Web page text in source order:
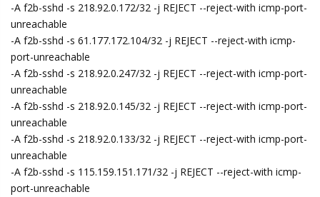
-A f2b-sshd -s 218.92.0.172/32 -j REJECT --reject-with icmp-port-
unreachable
-A f2b-sshd -s 61.177.172.104/32 -j REJECT --reject-with icmp-
port-unreachable
-A f2b-sshd -s 218.92.0.247/32 -j REJECT --reject-with icmp-port-
unreachable
-A f2b-sshd -s 218.92.0.145/32 -j REJECT --reject-with icmp-port-
unreachable
-A f2b-sshd -s 218.92.0.133/32 -j REJECT --reject-with icmp-port-
unreachable
-A f2b-sshd -s 115.159.151.171/32 -j REJECT --reject-with icmp-
port-unreachable